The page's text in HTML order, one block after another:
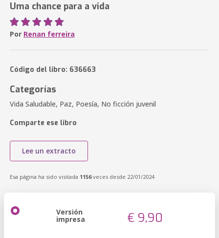
Uma chance para a vida
Por Renan ferreira
Código del libro: 636663
Categorías
Vida Saludable, Paz, Poesía, No ficción juvenil
Comparte ese libro
Lee un extracto
Esa página ha sido visitada 1156veces desde 22/01/2024
Versión
impresa € 9,90